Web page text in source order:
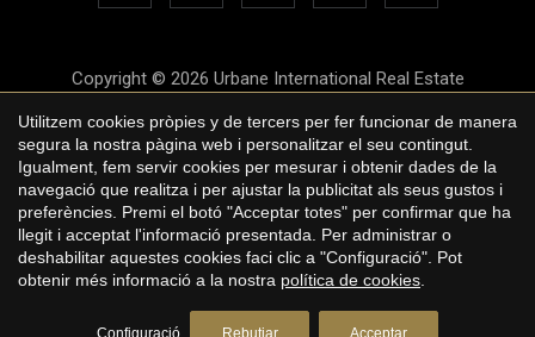
Sol·liciti més informació
Copyright © 2026 Urbane International Real Estate
Avís legal
Política de privacitat
Polí­tica de cookies
byiEstrategic
Utilitzem cookies pròpies y de tercers per fer funcionar de manera
segura la nostra pàgina web i personalitzar el seu contingut.
Igualment, fem servir cookies per mesurar i obtenir dades de la
navegació que realitza i per ajustar la publicitat als seus gustos i
preferències. Premi el botó "Acceptar totes" per confirmar que ha
llegit i acceptat l'informació presentada. Per administrar o
deshabilitar aquestes cookies faci clic a "Configuració". Pot
obtenir més informació a la nostra política de cookies
Configuració Rebutjar Acceptar